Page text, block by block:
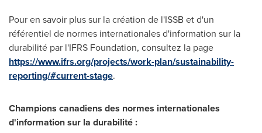
Pour en savoir plus sur la création de l'ISSB et d'un
référentiel de normes internationales d'information sur la
durabilité par l'IFRS Foundation, consultez la page
https://www.ifrs.org/projects/work-plan/sustainability-
reporting/#current-stage.
Champions canadiens des normes internationales
d'information sur la durabilité :